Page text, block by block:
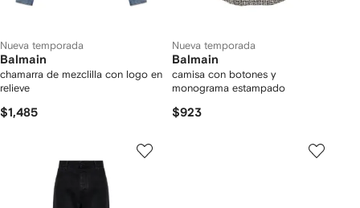
Nueva temporada
Balmain
chamarra de mezclilla con logo en
relieve
$1,485
Nueva temporada
Balmain
camisa con botones y
monograma estampado
$923